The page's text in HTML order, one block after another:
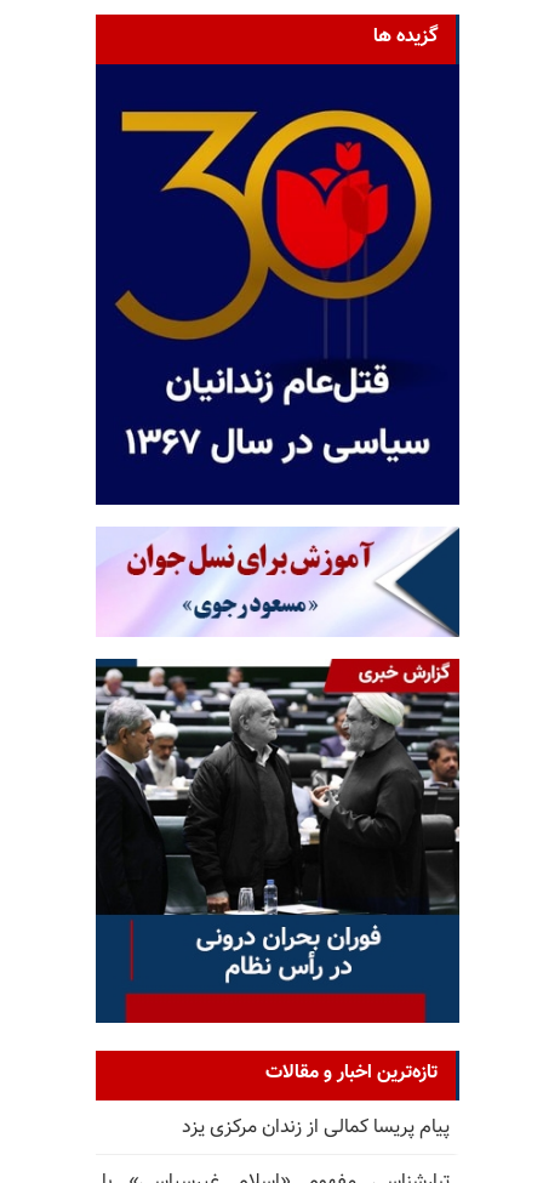
گزیده ها
تازه‌ترین اخبار و مقالات
پیام پریسا کمالی از زندان مرکزی یزد